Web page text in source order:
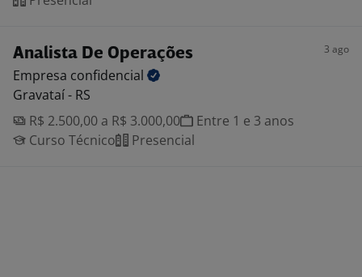
Analista De Operações 3 ago
Empresa confidencial
Gravataí - RS
R$ 2.500,00 a R$ 3.000,00
Entre 1 e 3 anos
Curso Técnico
Presencial